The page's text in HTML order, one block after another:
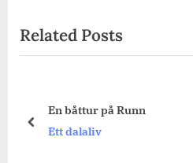
Related Posts
prev